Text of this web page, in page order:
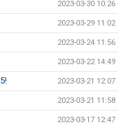
2023-03-30 10:26
2023-03-29 11:02
2023-03-24 11:56
2023-03-22 14:49
2023-03-21 12:07
2023-03-21 11:58
2023-03-17 12:47